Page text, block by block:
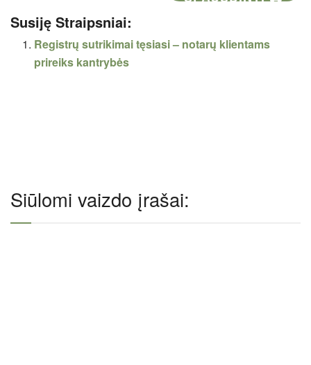
Susiję Straipsniai:
Registrų sutrikimai tęsiasi – notarų klientams
prireiks kantrybės
Siūlomi vaizdo įrašai: